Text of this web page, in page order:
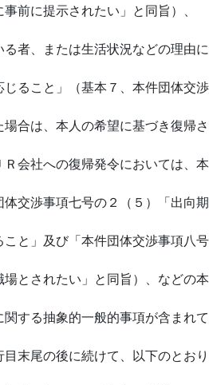
前に提示されたい」と同旨）、
者、または生活状況などの理由に
ること」（基本７、本件団体交渉
場合は、本人の希望に基づき復帰さ
会社への復帰発令においては、本
交渉事項七号の２（５）「出向期
と」及び「本件団体交渉事項八号
とされたい」と同旨）、などの本
する抽象的一般的事項が含まれて
末尾の後に続けて、以下のとおり